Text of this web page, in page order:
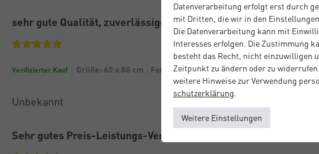
sehr gute Qualität, zuverlässige Lieferung!
Verifizierter Kauf Größe: 60 x 80 cm Farbe: Eiche
Unbekannt
Sehr gutes Preis-Leistungs-Verhältnis
Datenverarbeitung erfolgt erst durch
mit Dritten, die wir in den Einstellungen
Die Datenverarbeitung kann mit
Interesses erfolgen. Die Zustimmung
besteht das Recht, nicht einzuwilligen
Zeitpunkt zu ändern oder zu
weitere Hinweise zur Verwendung
schutz­erklärung
Weitere Einstellungen